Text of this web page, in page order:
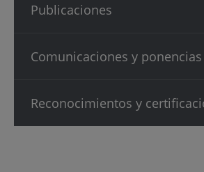
Publicaciones
Comunicaciones y ponencias
Reconocimientos y